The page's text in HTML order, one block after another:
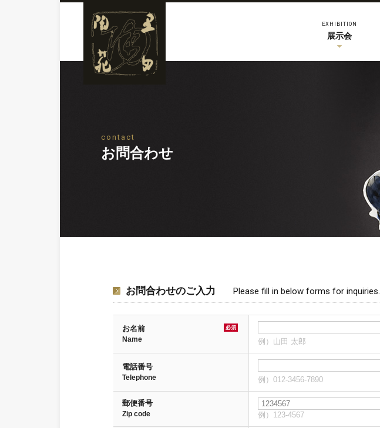
EXHIBITION
展示会
contact
お問合わせ
お問合わせのご入力 Please fill in below forms for inquiries.
お名前 必須
Name 例）山田 太郎
電話番号
Telephone 例）012-3456-7890
郵便番号
Zip code 例）123-4567